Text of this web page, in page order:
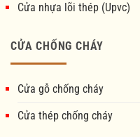
Cửa nhựa lõi thép (Upvc)
CỬA CHỐNG CHÁY
Cửa gỗ chống cháy
Cửa thép chống cháy